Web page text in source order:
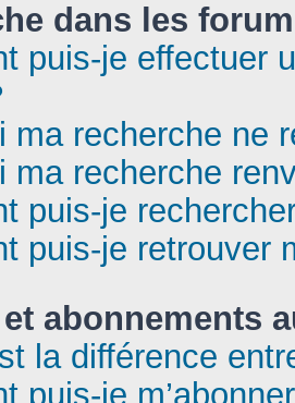
dans les
puis-je effectuer
ma recherche ne
ma recherche
puis-je
puis-je retrouver
abonnements
la différence
puis-je